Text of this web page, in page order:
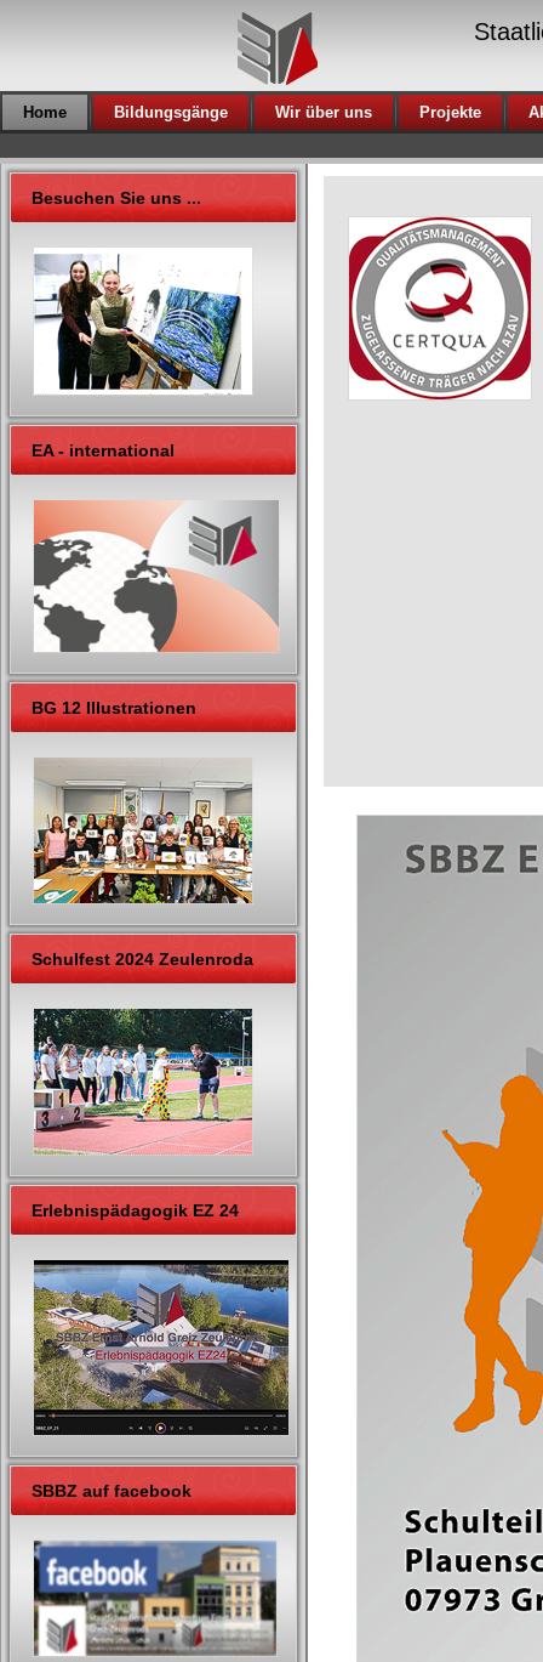
Home Bildungsgänge Wir über uns Projekte
Besuchen Sie uns ...
EA - international
BG 12 Illustrationen
Schulfest 2024 Zeulenroda
Erlebnispädagogik EZ 24
SBBZ auf facebook